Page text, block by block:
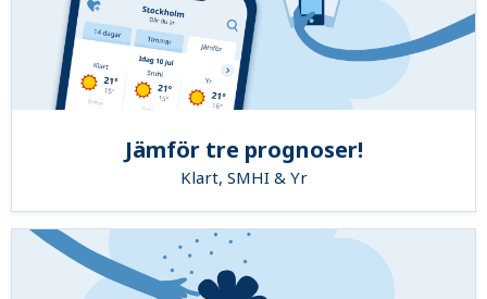
Jämför tre prognoser!
Klart, SMHI & Yr